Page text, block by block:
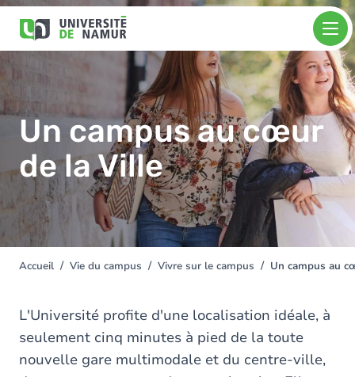
Aller au contenu principal
Aller
contenu
principal
Image
Un campus au cœur
de la Ville
You
here
Accueil Vie du campus Vivre sur le campus Un campus au
L'Université profite d'une localisation idéale, à
seulement cinq minutes à pied de la toute
nouvelle gare multimodale et du centre-ville,